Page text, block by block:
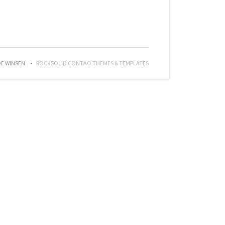
WINSEN ROCKSOLID CONTAO THEMES & TEMPLATES